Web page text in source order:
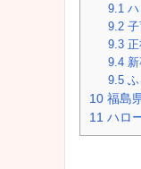
9.1
9.2
9.3
9.4
9.5
10 福島
11 ハロ